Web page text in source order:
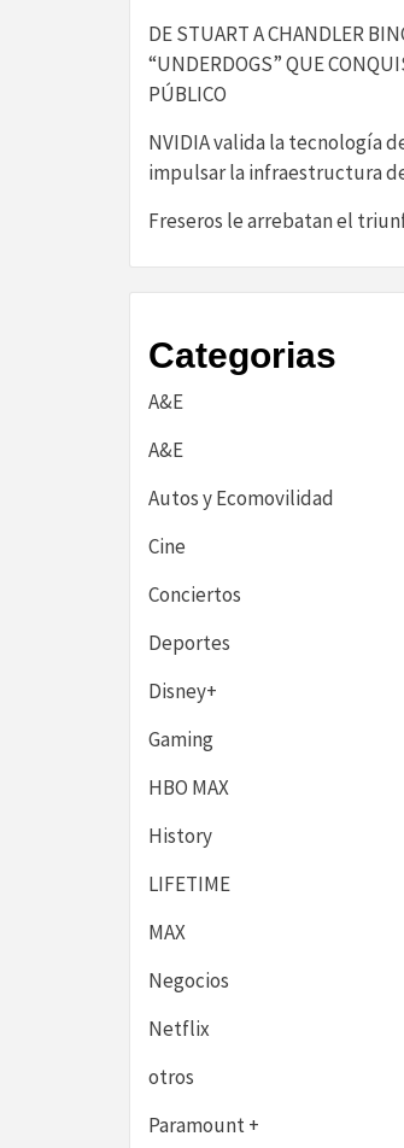
DE STUART A CHANDLER
“UNDERDOGS” QUE
PÚBLICO
NVIDIA valida la tecnología
impulsar la infraestructura
Freseros le arrebatan el
Categorias
A&E
A&E
Autos y Ecomovilidad
Cine
Conciertos
Deportes
Disney+
Gaming
HBO MAX
History
LIFETIME
MAX
Negocios
Netflix
otros
Paramount +